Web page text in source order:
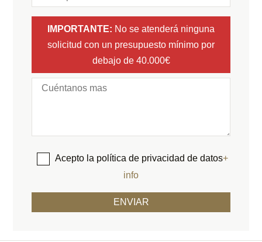
IMPORTANTE: No se atenderá ninguna
solicitud con un presupuesto mínimo por
debajo de 40.000€
Acepto la política de privacidad de datos+
info